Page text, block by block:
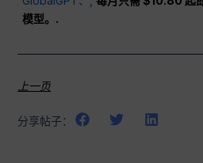
模型。.
上一页
分享帖子：